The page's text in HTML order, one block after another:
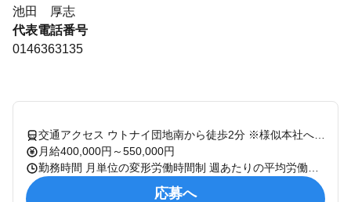
池田 厚志
代表電話番号
0146363135
月給400,000円～550,000円
応募へ